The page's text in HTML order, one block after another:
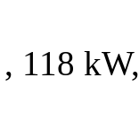
118